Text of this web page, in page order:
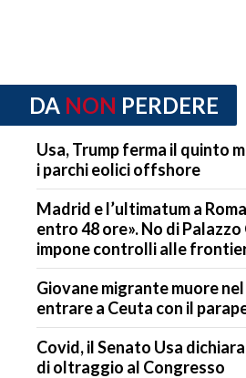
DA NON PERDERE
Usa, Trump ferma il quinto
i parchi eolici offshore
Madrid e l’ultimatum a
entro 48 ore». No di Palazzo
impone controlli alle
Giovane migrante muore
entrare a Ceuta con il
Covid, il Senato Usa
di oltraggio al Congresso